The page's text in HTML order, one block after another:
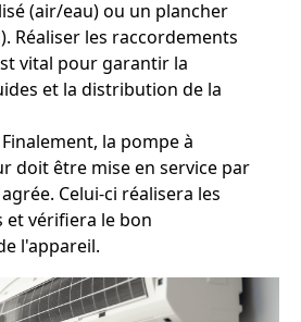
(air/eau) ou un plancher
Réaliser les raccordements
vital pour garantir la
et la distribution de la
Finalement, la pompe à
doit être mise en service par
Celui-ci réalisera les
et vérifiera le bon
l'appareil.